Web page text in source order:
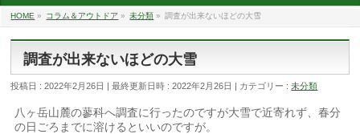
HOME » コラム＆アウトドア » 未分類 » 調査が出来ないほどの大雪
調査が出来ないほどの大雪
投稿日 : 2022年2月26日 最終更新日時 : 2022年2月26日 カテゴリー :未分類
八ヶ岳山麓の蓼科へ調査に行ったのですが大雪で近寄れず、春分
の日ごろまでに溶けるといいのですが。